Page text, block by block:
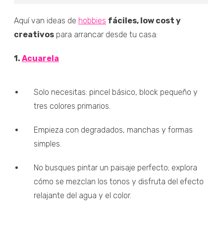
Aquí van ideas de hobbies fáciles, low cost y
creativos para arrancar desde tu casa:
1. Acuarela
Solo necesitas: pincel básico, block pequeño y
tres colores primarios.
Empieza con degradados, manchas y formas
simples.
No busques pintar un paisaje perfecto; explora
cómo se mezclan los tonos y disfruta del efecto
relajante del agua y el color.